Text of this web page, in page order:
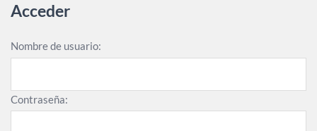
Acceder
Nombre de usuario:
Contraseña: